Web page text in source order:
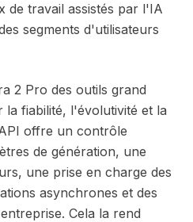
de travail assistés par l'IA
segments d'utilisateurs
2 Pro des outils grand
fiabilité, l'évolutivité et la
offre un contrôle
de génération, une
une prise en charge des
asynchrones et des
Cela la rend